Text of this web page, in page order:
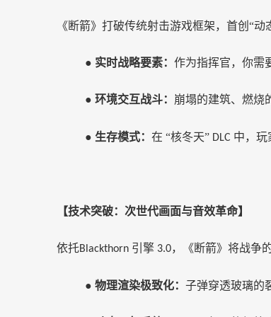
《断箭》打破传统射击游戏框架，首创 “动
● 实时战略要素： 作为指挥官，你需
● 环境交互战斗： 崩塌的建筑、燃烧
● 生存模式： 在 “核冬天” DLC 中，玩
【技术突破：次世代画面与音效革命】
依托Blackthorn 引擎 3.0，《断箭》将战争
● 物理渲染极致化： 子弹穿透玻璃的